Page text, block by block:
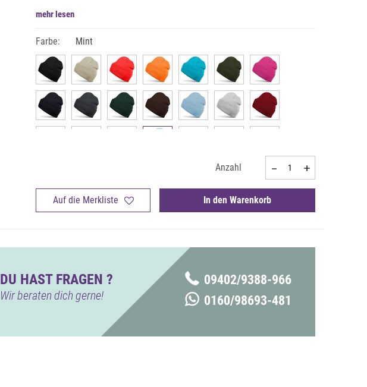
mehr lesen
Farbe: Mint
Anzahl
Auf die Merkliste In den Warenkorb
DU HAST FRAGEN ?
Wir beraten dich gerne!
09402/9388-966
0160/98693-481